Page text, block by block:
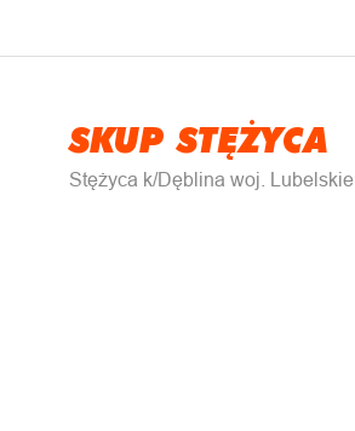
SKUP STĘŻYCA
Stężyca k/Dęblina woj. Lubelskie